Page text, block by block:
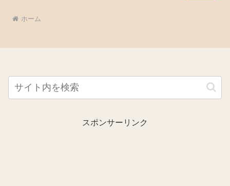
ホーム
スポンサーリンク